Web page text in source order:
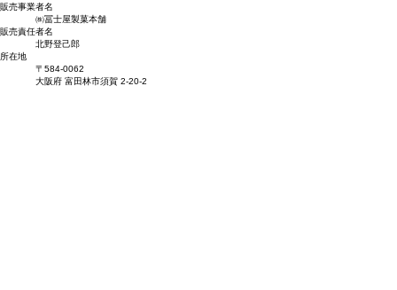
販売事業者名
㈱冨士屋製菓本舗
販売責任者名
北野登己郎
所在地
〒584-0062
大阪府 富田林市須賀 2-20-2